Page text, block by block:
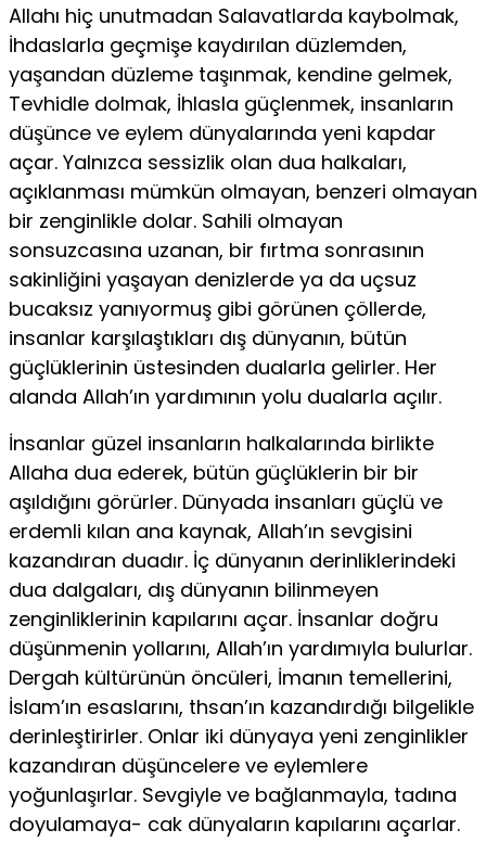
Allahı hiç unutmadan Salavatlarda kaybolmak,
İhdaslarla geç­mişe kaydırılan düzlemden,
yaşandan düzleme taşınmak, kendi­ne gelmek,
Tevhidle dolmak, İhlasla güçlenmek, insanların
dü­şünce ve eylem dünyalarında yeni kapdar
açar. Yalnızca sessizlik olan dua halkaları,
açıklanması mümkün olmayan, benzeri ol­mayan
bir zenginlikle dolar. Sahili olmayan
sonsuzcasına uza­nan, bir fırtma sonrasının
sakinliğini yaşayan denizlerde ya da uçsuz
bucaksız yanıyormuş gibi görünen çöllerde,
insanlar kar­şılaştıkları dış dünyanın, bütün
güçlüklerinin üstesinden dua­larla gelirler. Her
alanda Allah’ın yardımının yolu dualarla açılır.
İnsanlar güzel insanların halkalarında birlikte
Allaha dua ederek, bütün güçlüklerin bir bir
aşıldığını görürler. Dünyada insanları güçlü ve
erdemli kılan ana kaynak, Allah’ın sevgisini
kazandıran duadır. İç dünyanın derinliklerindeki
dua dalgala­rı, dış dünyanın bilinmeyen
zenginliklerinin kapılarını açar. İn­sanlar doğru
düşünmenin yollarını, Allah’ın yardımıyla bulurlar.
Dergah kültürünün öncüleri, İmanın temellerini,
İslam’ın esas­larını, thsan’ın kazandırdığı bilgelikle
derinleştirirler. Onlar iki dünyaya yeni zenginlikler
kazandıran düşüncelere ve eylemle­re
yoğunlaşırlar. Sevgiyle ve bağlanmayla, tadına
doyulamaya- cak dünyaların kapılarını açarlar.